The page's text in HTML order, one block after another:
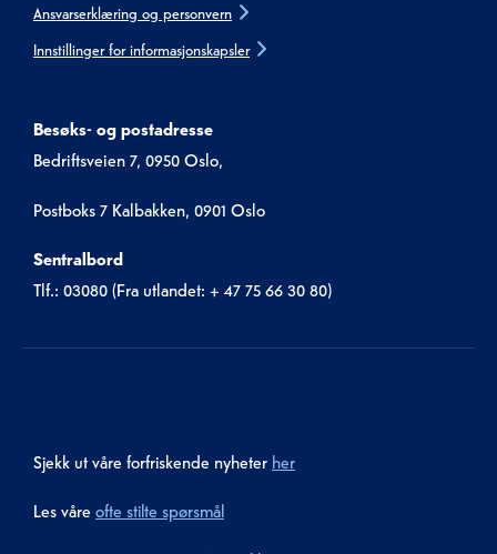
Ansvarserklæring og personvern
Innstillinger for informasjonskapsler
Besøks- og postadresse
Bedriftsveien 7, 0950 Oslo,
Postboks 7 Kalbakken, 0901 Oslo
Sentralbord
Tlf.: 03080 (Fra utlandet: + 47 75 66 30 80)
Sjekk ut våre forfriskende nyheter her
Les våre ofte stilte spørsmål